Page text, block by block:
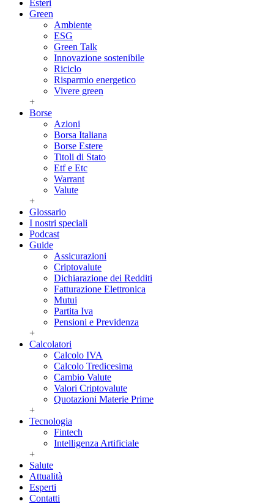
Esteri
Green
Ambiente
ESG
Green Talk
Innovazione sostenibile
Riciclo
Risparmio energetico
Vivere green
+
Borse
Azioni
Borsa Italiana
Borse Estere
Titoli di Stato
Etf e Etc
Warrant
Valute
+
Glossario
I nostri speciali
Podcast
Guide
Assicurazioni
Criptovalute
Dichiarazione dei Redditi
Fatturazione Elettronica
Mutui
Partita Iva
Pensioni e Previdenza
+
Calcolatori
Calcolo IVA
Calcolo Tredicesima
Cambio Valute
Valori Criptovalute
Quotazioni Materie Prime
+
Tecnologia
Fintech
Intelligenza Artificiale
+
Salute
Attualità
Esperti
Contatti